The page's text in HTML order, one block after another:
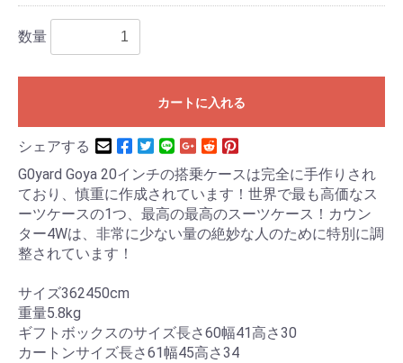
数量
カートに入れる
シェアする
G0yard Goya 20インチの搭乗ケースは完全に手作りされ
ており、慎重に作成されています！世界で最も高価なス
ーツケースの1つ、最高の最高のスーツケース！カウン
ター4Wは、非常に少ない量の絶妙な人のために特別に調
整されています！
サイズ362450cm
重量5.8kg
ギフトボックスのサイズ長さ60幅41高さ30
カートンサイズ長さ61幅45高さ34